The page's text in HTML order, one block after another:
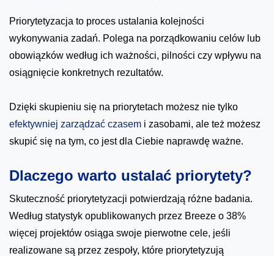
Priorytetyzacja to proces ustalania kolejności
wykonywania zadań. Polega na porządkowaniu celów lub
obowiązków według ich ważności, pilności czy wpływu na
osiągnięcie konkretnych rezultatów.
Dzięki skupieniu się na priorytetach możesz nie tylko
efektywniej zarządzać czasem i zasobami, ale też możesz
skupić się na tym, co jest dla Ciebie naprawdę ważne.
Dlaczego warto ustalać priorytety?
Skuteczność priorytetyzacji potwierdzają różne badania.
Według statystyk opublikowanych przez Breeze o 38%
więcej projektów osiąga swoje pierwotne cele, jeśli
realizowane są przez zespoły, które priorytetyzują